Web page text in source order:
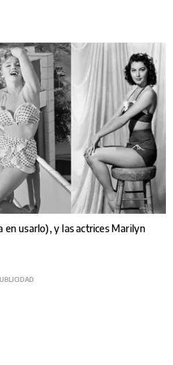
usarlo), y las actrices Marilyn